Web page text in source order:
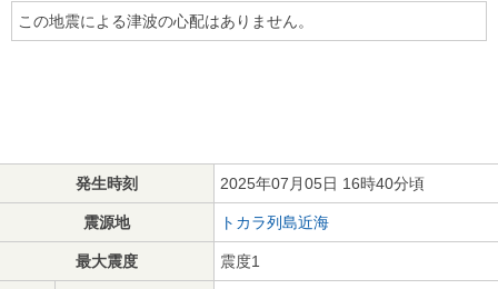
この地震による津波の心配はありません。
発生時刻 2025年07月05日 16時40分頃
震源地 トカラ列島近海
最大震度 震度1